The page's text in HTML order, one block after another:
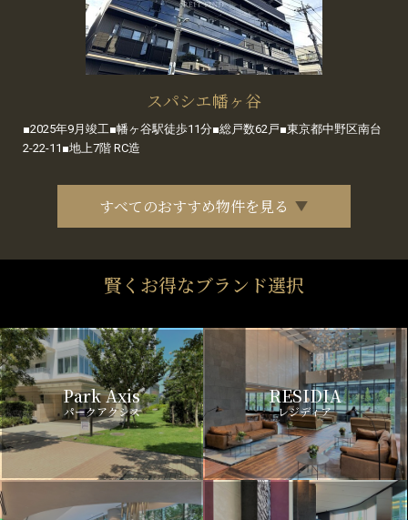
スパシエ幡ヶ谷
■2025年9月竣工■幡ヶ谷駅徒歩11分■総戸数62戸■東京都中野区南台
2-22-11■地上7階 RC造
すべてのおすすめ物件を見る
賢くお得なブランド選択
Park Axis
パークアクシス
RESIDIA
レジディア